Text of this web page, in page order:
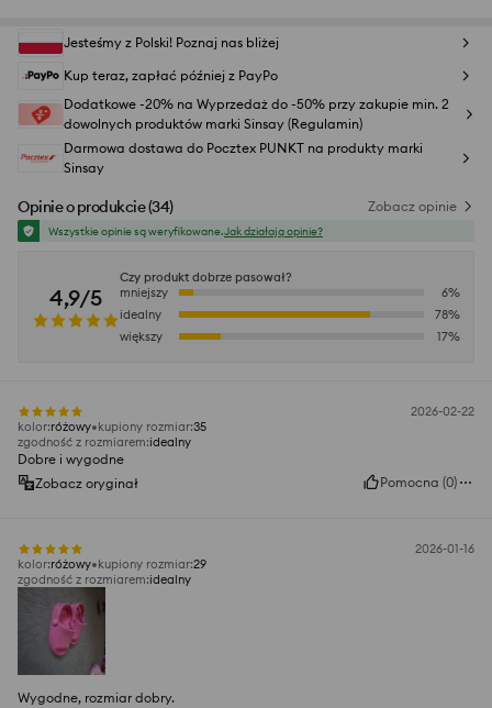
Jesteśmy z Polski! Poznaj nas bliżej
Kup teraz, zapłać później z PayPo
Dodatkowe -20% na Wyprzedaż do -50% przy zakupie min. 2
dowolnych produktów marki Sinsay (Regulamin)
Darmowa dostawa do Pocztex PUNKT na produkty marki
Sinsay
Opinie o produkcie(34) Zobacz opinie
Wszystkie opinie są weryfikowane.Jak działają opinie?
4,9/5
Czy produkt dobrze pasował?
mniejszy
6%
idealny
78%
większy
17%
2026-02-22
kolor:różowy kupiony rozmiar:35
zgodność z rozmiarem:idealny
Dobre i wygodne
Zobacz oryginał
Pomocna (0)
2026-01-16
kolor:różowy kupiony rozmiar:29
zgodność z rozmiarem:idealny
Wygodne, rozmiar dobry.